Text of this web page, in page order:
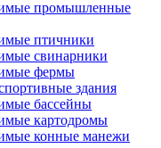
промышленные
птичники
свинарники
фермы
здания
бассейны
картодромы
конные манежи